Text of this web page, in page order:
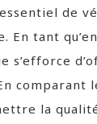
de
tant
s’efforce
comparant
la